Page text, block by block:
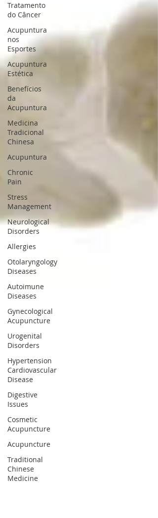
Tratamento
do Câncer
Acupuntura
nos
Esportes
Acupuntura
Estética
Benefícios
da
Acupuntura
Medicina
Tradicional
Chinesa
Acupuntura
Chronic
Pain
Stress
Management
Neurological
Disorders
Allergies
Otolaryngology
Diseases
Autoimune
Diseases
Gynecological
Acupuncture
Urogenital
Disorders
Hypertension
Cardiovascular
Disease
Digestive
Issues
Cosmetic
Acupuncture
Acupuncture
Traditional
Chinese
Medicine